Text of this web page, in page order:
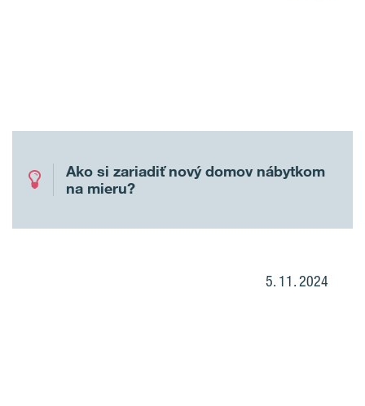
Ako si zariadiť nový domov nábytkom
na mieru?
5. 11. 2024